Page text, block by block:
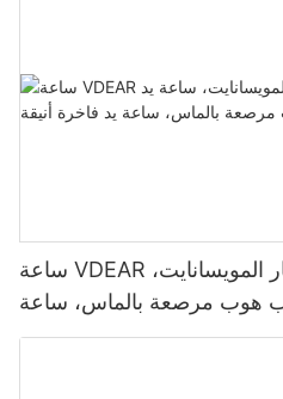
ساعة VDEAR الميكانيكية المرصعة بأحجار المويسانايت،
هوب مرصعة بالماس، ساعة
يد فاخرة أنيقة